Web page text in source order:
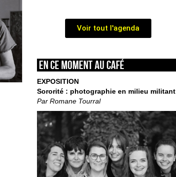
Voir tout l'agenda
En ce moment au café
EXPOSITION
Sororité : photographie en milieu militant
Par Romane Tourral